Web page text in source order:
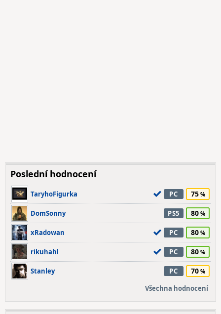
Poslední hodnocení
TaryhoFigurka PC 75
DomSonny PS5 80
xRadowan PC 80
rikuhahl PC 80
Stanley PC 70
Všechna hodnocení